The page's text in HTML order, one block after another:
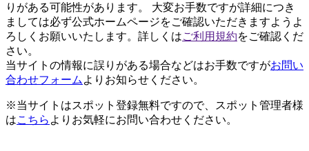
りがある可能性があります。 大変お手数ですが詳細につき
ましては必ず公式ホームページをご確認いただきますようよ
ろしくお願いいたします。詳しくはご利用規約をご確認くだ
さい。
当サイトの情報に誤りがある場合などはお手数ですがお問い
合わせフォーム よりお知らせください。
※当サイトはスポット登録無料ですので、スポット管理者様
はこちら よりお気軽にお問い合わせください。